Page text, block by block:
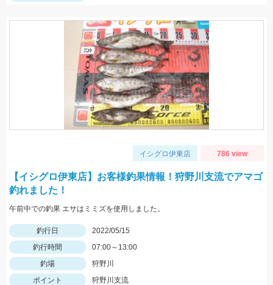
イシグロ伊東店 786 view
【イシグロ伊東店】お客様釣果情報！狩野川支流でアマゴ
釣れました！
午前中での釣果 エサはミミズを使用しました。
釣行日
2022/05/15
釣行時間
07:00～13:00
釣場
狩野川
ポイント
狩野川支流